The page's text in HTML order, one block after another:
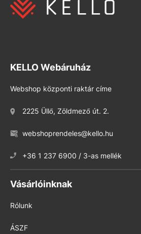
KELLO Webáruház
Webshop központi raktár címe
2225 Üllő, Zöldmező út. 2.
webshoprendeles@kello.hu
+36 1 237 6900 / 3-as mellék
Vásárlóinknak
Rólunk
ÁSZF